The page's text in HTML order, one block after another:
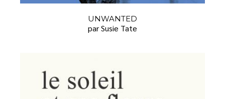
UNWANTED
par Susie Tate